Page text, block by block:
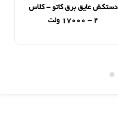
دستکش عایق برق کاتو - کلاس
۲ - ۱۷۰۰۰ ولت